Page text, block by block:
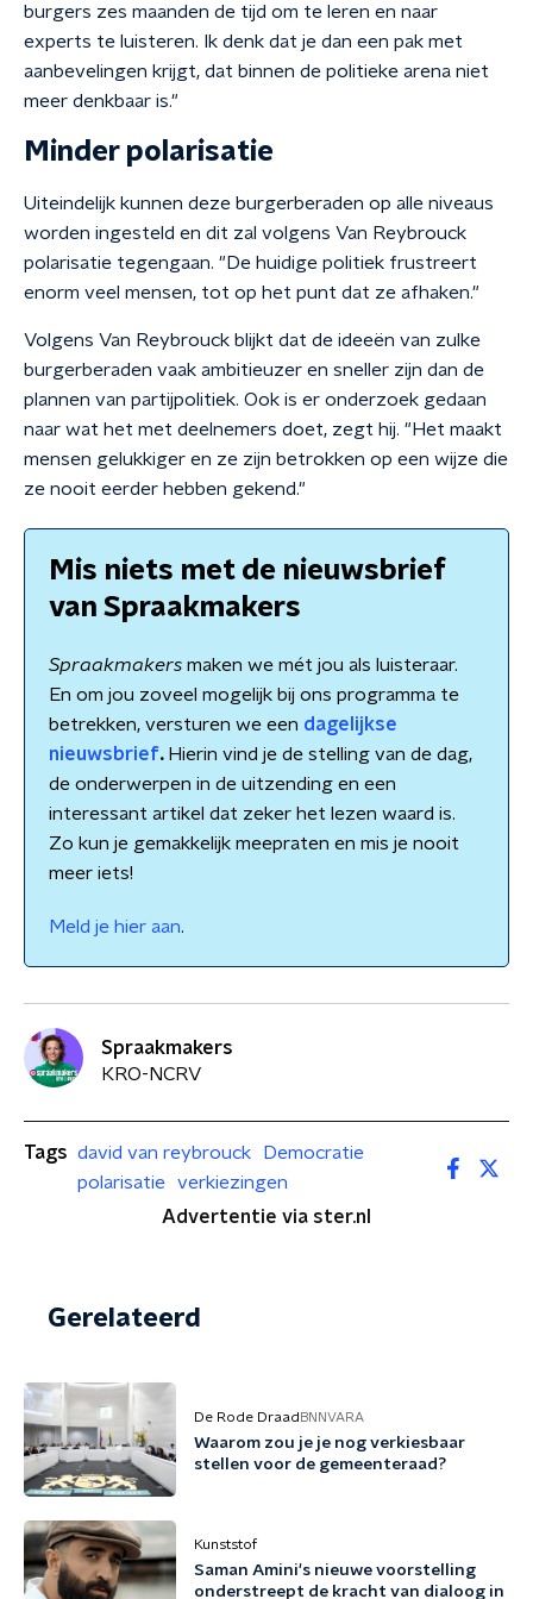
burgers zes maanden de tijd om te leren en naar
experts te luisteren. Ik denk dat je dan een pak met
aanbevelingen krijgt, dat binnen de politieke arena niet
meer denkbaar is."
Minder polarisatie
Uiteindelijk kunnen deze burgerberaden op alle niveaus
worden ingesteld en dit zal volgens Van Reybrouck
polarisatie tegengaan. "De huidige politiek frustreert
enorm veel mensen, tot op het punt dat ze afhaken."
Volgens Van Reybrouck blijkt dat de ideeën van zulke
burgerberaden vaak ambitieuzer en sneller zijn dan de
plannen van partijpolitiek. Ook is er onderzoek gedaan
naar wat het met deelnemers doet, zegt hij. "Het maakt
mensen gelukkiger en ze zijn betrokken op een wijze die
ze nooit eerder hebben gekend."
Mis niets met de nieuwsbrief
van Spraakmakers
Spraakmakers maken we mét jou als luisteraar.
En om jou zoveel mogelijk bij ons programma te
betrekken, versturen we een dagelijkse
nieuwsbrief.Hierin vind je de stelling van de dag,
de onderwerpen in de uitzending en een
interessant artikel dat zeker het lezen waard is.
Zo kun je gemakkelijk meepraten en mis je nooit
meer iets!
Meld je hier aan.
Spraakmakers
KRO-NCRV
Tags david van reybrouck
Democratie
polarisatie
verkiezingen
Advertentie via ster.nl
Gerelateerd
De Rode Draad BNNVARA
Waarom zou je je nog verkiesbaar
stellen voor de gemeenteraad?
Kunststof
Saman Amini's nieuwe voorstelling
onderstreept de kracht van dialoog in